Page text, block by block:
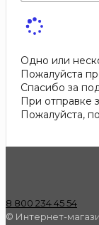
Одно или
Пожалуйста
Спасибо за
При отправке
Пожалуйста,
8 800 234 45 54
© Интернет-